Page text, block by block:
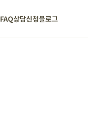
FAQ상담신청블로그